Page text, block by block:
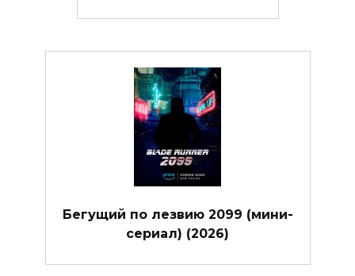
Бегущий по лезвию 2099 (мини-
сериал) (2026)